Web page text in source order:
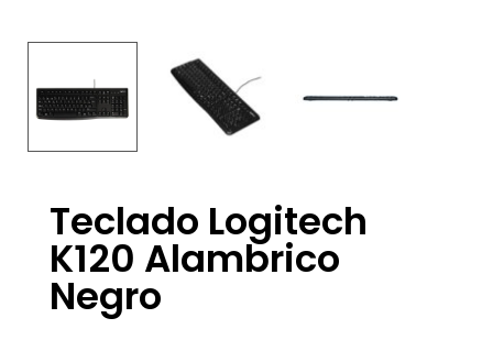
Teclado Logitech
K120 Alambrico
Negro